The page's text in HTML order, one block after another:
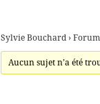
Sylvie Bouchard ›
Aucun sujet n’a été